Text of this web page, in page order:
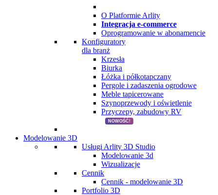
O Platformie Arlity
Integracja e-commerce
Oprogramowanie w abonamencie
Konfiguratory
dla branż
Krzesła
Biurka
Łóżka i półkotapczany
Pergole i zadaszenia ogrodowe
Meble tapicerowane
Szynoprzewody i oświetlenie
Przyczepy, zabudowy RV
NOWOŚĆ!
Modelowanie 3D
Usługi Arlity 3D Studio
Modelowanie 3d
Wizualizacje
Cennik
Cennik - modelowanie 3D
Portfolio 3D